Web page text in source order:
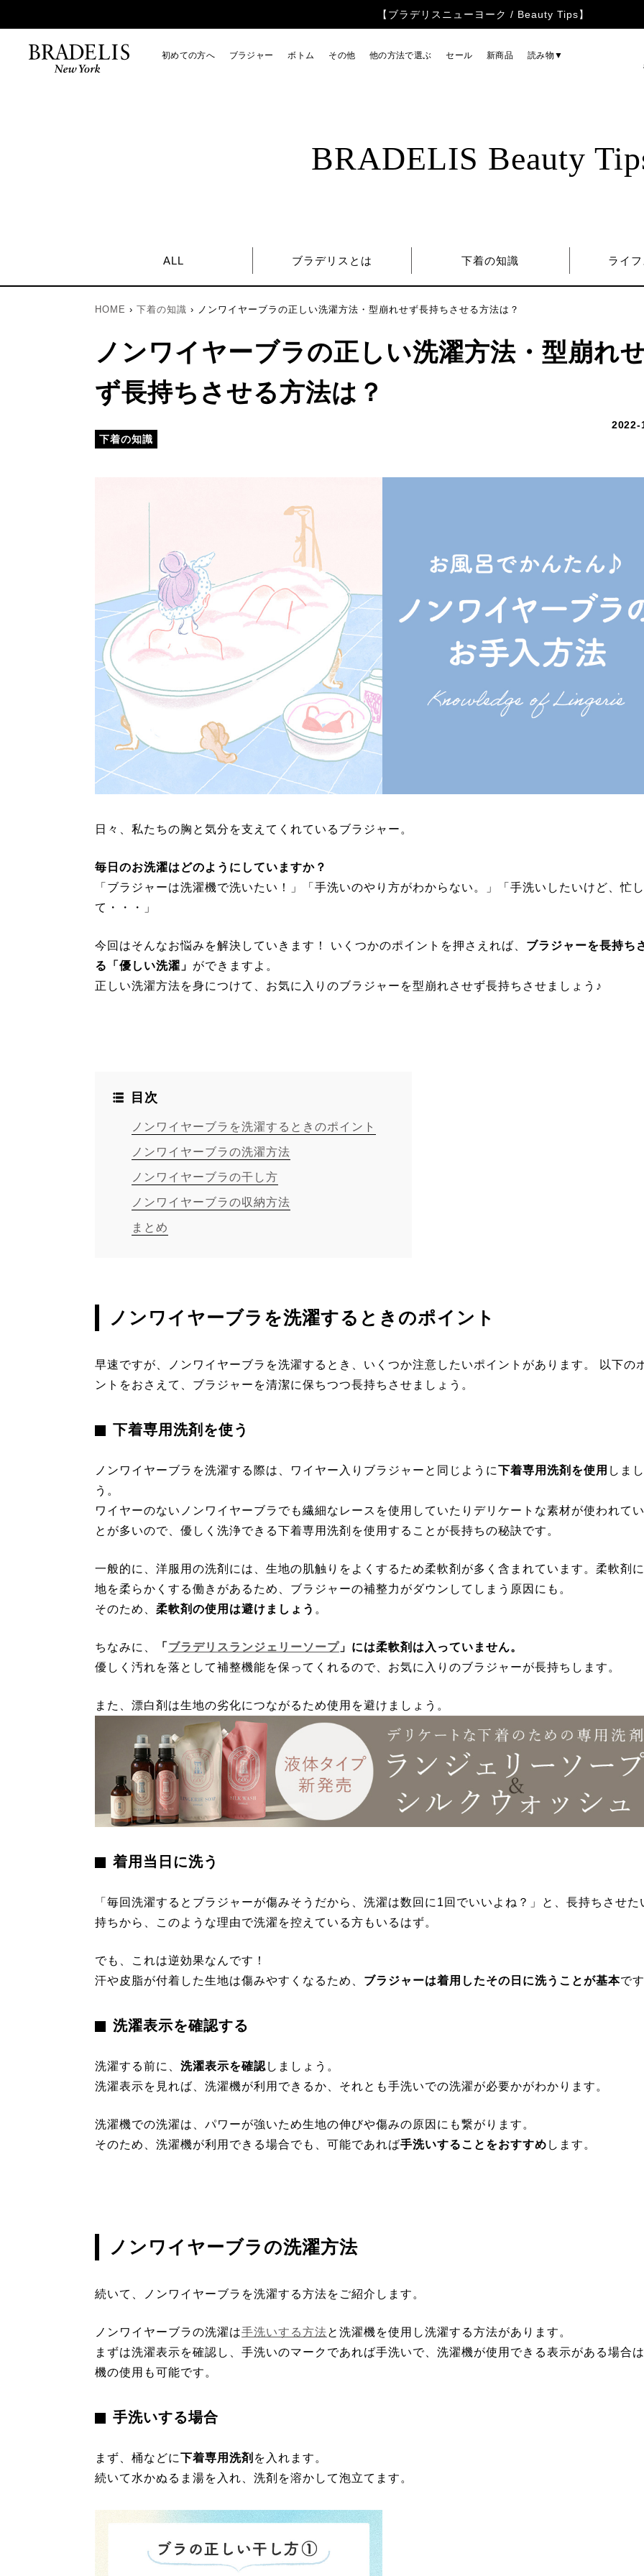
【ブラデリスニューヨーク / Beauty Tips】
初めての方へ ブラジャー ボトム その他 他の方法で選ぶ セール 新商品 読み物▼
BRADELIS Beauty
ALL ブラデリスとは 下着の知識 ライ
HOME › 下着の知識 › ノンワイヤーブラの正しい洗濯方法・型崩れせず長持ちさせる方法は？
ノンワイヤーブラの正しい洗濯方法・型崩れ
ず長持ちさせる方法は？
2022-
下着の知識
日々、私たちの胸と気分を支えてくれているブラジャー。
毎日のお洗濯はどのようにしていますか？
「ブラジャーは洗濯機で洗いたい！」「手洗いのやり方がわからない。」「手洗いしたいけど、忙
て・・・」
今回はそんなお悩みを解決していきます！ いくつかのポイントを押さえれば、 ブラジャーを長持ち
る「優しい洗濯」 ができますよ。
正しい洗濯方法を身につけて、お気に入りのブラジャーを型崩れさせず長持ちさせましょう♪
目次
ノンワイヤーブラを洗濯するときのポイント
ノンワイヤーブラの洗濯方法
ノンワイヤーブラの干し方
ノンワイヤーブラの収納方法
まとめ
ノンワイヤーブラを洗濯するときのポイント
早速ですが、ノンワイヤーブラを洗濯するとき、いくつか注意したいポイントがあります。 以下の
ントをおさえて、ブラジャーを清潔に保ちつつ長持ちさせましょう。
下着専用洗剤を使う
ノンワイヤーブラを洗濯する際は、ワイヤー入りブラジャーと同じように下着専用洗剤を使用 しま
う。
ワイヤーのないノンワイヤーブラでも繊細なレースを使用していたりデリケートな素材が使われて
とが多いので、優しく洗浄できる下着専用洗剤を使用することが長持ちの秘訣です。
一般的に、洋服用の洗剤には、生地の肌触りをよくするため柔軟剤が多く含まれています。柔軟剤
地を柔らかくする働きがあるため、ブラジャーの補整力がダウンしてしまう原因にも。
そのため、 柔軟剤の使用は避けましょう 。
ちなみに、 「 ブラデリスランジェリーソープ 」には柔軟剤は入っていません。
優しく汚れを落として補整機能を保ってくれるので、お気に入りのブラジャーが長持ちします。
また、漂白剤は生地の劣化につながるため使用を避けましょう。
着用当日に洗う
「毎回洗濯するとブラジャーが傷みそうだから、洗濯は数回に1回でいいよね？」と、長持ちさせた
持ちから、このような理由で洗濯を控えている方もいるはず。
でも、これは逆効果なんです！
汗や皮脂が付着した生地は傷みやすくなるため、 ブラジャーは着用したその日に洗うことが基本で
洗濯表示を確認する
洗濯する前に、 洗濯表示を確認 しましょう。
洗濯表示を見れば、洗濯機が利用できるか、それとも手洗いでの洗濯が必要かがわかります。
洗濯機での洗濯は、パワーが強いため生地の伸びや傷みの原因にも繋がります。
そのため、洗濯機が利用できる場合でも、可能であれば手洗いすることをおすすめ します。
ノンワイヤーブラの洗濯方法
続いて、ノンワイヤーブラを洗濯する方法をご紹介します。
ノンワイヤーブラの洗濯は手洗いする方法と洗濯機を使用し洗濯する方法があります。
まずは洗濯表示を確認し、手洗いのマークであれば手洗いで、洗濯機が使用できる表示がある場合
機の使用も可能です。
手洗いする場合
まず、桶などに下着専用洗剤 を入れます。
続いて水かぬるま湯を入れ、洗剤を溶かして泡立てます。